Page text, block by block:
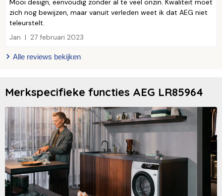
Mooi design, eenvoudig zonder al te veel onzin. Kwaliteit moet
zich nog bewijzen, maar vanuit verleden weet ik dat AEG niet
teleurstelt.
Jan
27 februari 2023
Alle reviews bekijken
Merkspecifieke functies AEG LR85964